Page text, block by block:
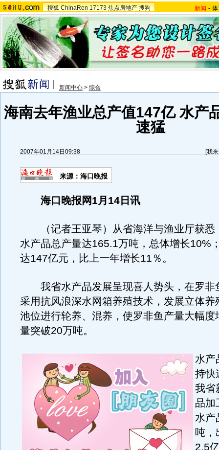
搜狐 ChinaRen 17173 焦点房地产 搜狗 新闻 -
新闻中心 > 综合
海南去年渔业总产值147亿 水产
速猛
2007年01月14日09:38 [我
来源：海口晚报
海口晚报网1月14日讯
（记者王亚琴）从省海洋与渔业厅获悉
水产品总产量达165.1万吨，总体增长10%
达147亿元，比上一年增长11％。
我省水产品发展呈现喜人势头，在罗非
采用抗风浪深水网箱养殖技术，发展立体养
池位进行轮养、混养，使罗非鱼产量大幅度
量突破20万吨。
水产
持快
我省
品加
水产
吨，
2.5